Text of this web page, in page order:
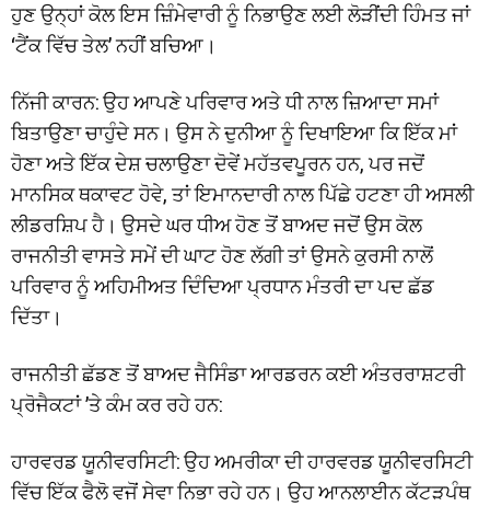
ਹੁਣ ਉਨ੍ਹਾਂ ਕੋਲ ਇਸ ਜ਼ਿੰਮੇਵਾਰੀ ਨੂੰ ਨਿਭਾਉਣ ਲਈ ਲੋੜੀਂਦੀ ਹਿੰਮਤ ਜਾਂ
‘ਟੈਂਕ ਵਿੱਚ ਤੇਲ’ ਨਹੀਂ ਬਚਿਆ।
ਨਿੱਜੀ ਕਾਰਨ: ਉਹ ਆਪਣੇ ਪਰਿਵਾਰ ਅਤੇ ਧੀ ਨਾਲ ਜ਼ਿਆਦਾ ਸਮਾਂ
ਬਿਤਾਉਣਾ ਚਾਹੁੰਦੇ ਸਨ। ਉਸ ਨੇ ਦੁਨੀਆ ਨੂੰ ਦਿਖਾਇਆ ਕਿ ਇੱਕ ਮਾਂ
ਹੋਣਾ ਅਤੇ ਇੱਕ ਦੇਸ਼ ਚਲਾਉਣਾ ਦੋਵੇਂ ਮਹੱਤਵਪੂਰਨ ਹਨ, ਪਰ ਜਦੋਂ
ਮਾਨਸਿਕ ਥਕਾਵਟ ਹੋਵੇ, ਤਾਂ ਇਮਾਨਦਾਰੀ ਨਾਲ ਪਿੱਛੇ ਹਟਣਾ ਹੀ ਅਸਲੀ
ਲੀਡਰਸ਼ਿਪ ਹੈ। ਉਸਦੇ ਘਰ ਧੀਅ ਹੋਣ ਤੋਂ ਬਾਅਦ ਜਦੋਂ ਉਸ ਕੋਲ
ਰਾਜਨੀਤੀ ਵਾਸਤੇ ਸਮੇਂ ਦੀ ਘਾਟ ਹੋਣ ਲੱਗੀ ਤਾਂ ਉਸਨੇ ਕੁਰਸੀ ਨਾਲੋਂ
ਪਰਿਵਾਰ ਨੂੰ ਅਹਿਮੀਅਤ ਦਿੰਦਿਆ ਪ੍ਰਧਾਨ ਮੰਤਰੀ ਦਾ ਪਦ ਛੱਡ
ਦਿੱਤਾ।
ਰਾਜਨੀਤੀ ਛੱਡਣ ਤੋਂ ਬਾਅਦ ਜੈਸਿੰਡਾ ਆਰਡਰਨ ਕਈ ਅੰਤਰਰਾਸ਼ਟਰੀ
ਪ੍ਰੋਜੈਕਟਾਂ ’ਤੇ ਕੰਮ ਕਰ ਰਹੇ ਹਨ:
ਹਾਰਵਰਡ ਯੂਨੀਵਰਸਿਟੀ: ਉਹ ਅਮਰੀਕਾ ਦੀ ਹਾਰਵਰਡ ਯੂਨੀਵਰਸਿਟੀ
ਵਿੱਚ ਇੱਕ ਫੈਲੋ ਵਜੋਂ ਸੇਵਾ ਨਿਭਾ ਰਹੇ ਹਨ। ਉਹ ਆਨਲਾਈਨ ਕੱਟੜਪੰਥ